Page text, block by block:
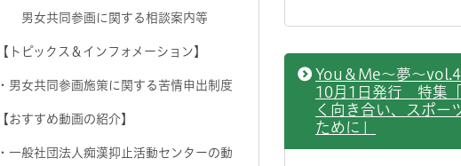
男女共同参画に関する相談案内等
【トピックス＆インフォメーション】
・男女共同参画施策に関する苦情申出制度
【おすすめ動画の紹介】
・一般社団法人痴漢抑止活動センターの動
You＆Me～夢～
10月1日発行 特集
く向き合い、スポー
ために」